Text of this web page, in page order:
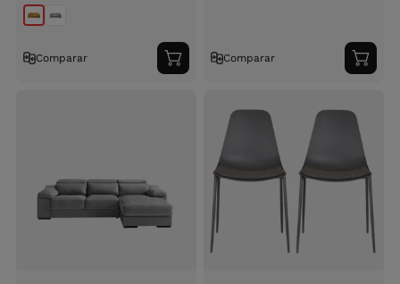
Comparar
Adicionar
ao
Comparar
ao